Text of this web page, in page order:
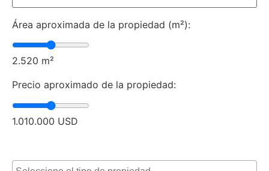
Área aproximada de la propiedad (m²):
2.520 m²
Precio aproximado de la propiedad:
1.010.000 USD